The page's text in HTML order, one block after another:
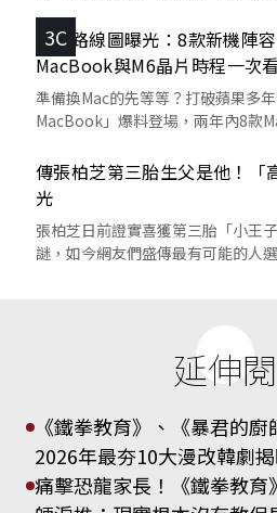
3C
蘋果路線圖曝光：8款新機陣
MacBook與M6晶片時程一次看
準備換Mac的先等等？打破蘋果多
MacBook」爆料登場，兩年內8款
傳張柏芝第三胎生父是他！「
光
張柏芝日前證實喜獲第三胎「小王
謎，如今網友們盛傳最有可能的人
延伸
《鐵拳教育》、《暴君的
2026年最夯10大漫改韓劇
痛擊恐龍家長！《鐵拳教